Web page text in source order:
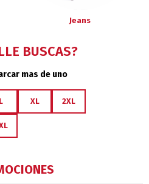
Jeans
BUSCAS?
mas de uno
L XL 2XL